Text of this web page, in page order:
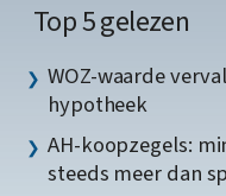
Top 5 gelezen
WOZ-waarde
hypotheek
AH-koopzegels:
steeds meer dan